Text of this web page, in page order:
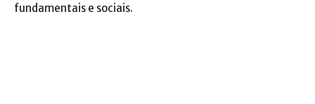
fundamentais e sociais.